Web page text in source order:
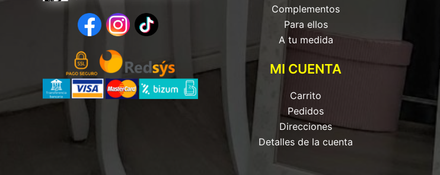
Complementos
Para ellos
A tu medida
MI CUENTA
Carrito
Pedidos
Direcciones
Detalles de la cuenta